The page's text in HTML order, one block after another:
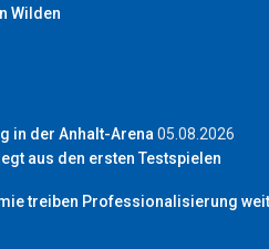
Wilden
in der Anhalt-Arena 05.08.2026
aus den ersten Testspielen
treiben Professionalisierung